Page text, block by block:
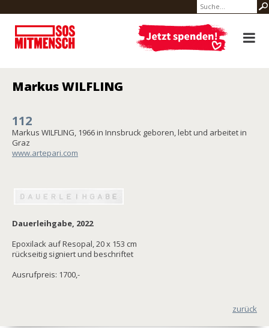
Markus WILFLING
112
Markus WILFLING, 1966 in Innsbruck geboren, lebt und arbeitet in
Graz
www.artepari.com
Dauerleihgabe, 2022
Epoxilack auf Resopal, 20 x 153 cm
rückseitig signiert und beschriftet
Ausrufpreis: 1700,-
zurück